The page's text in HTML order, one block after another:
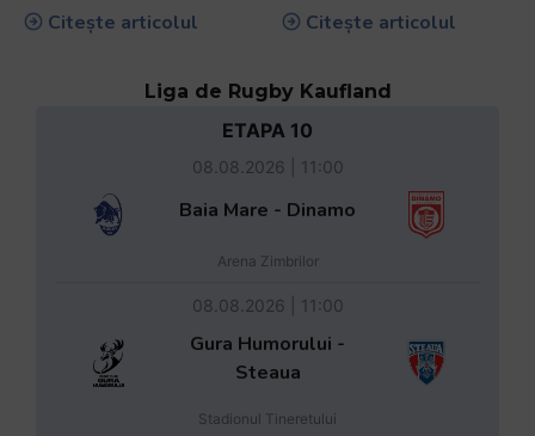
Citește articolul
Citește articolul
Liga de Rugby Kaufland
ETAPA 10
08.08.2026 | 11:00
Baia Mare - Dinamo
Arena Zimbrilor
08.08.2026 | 11:00
Gura Humorului -
Steaua
Stadionul Tineretului